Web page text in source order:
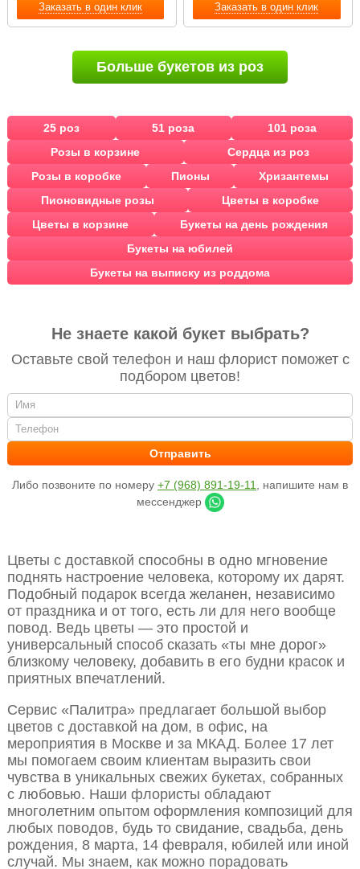
Заказать в один клик Заказать в один клик
Больше букетов из роз
25 роз 51 роза
101 роза
Розы в корзине
Сердца из роз
Розы в коробке
Пионы
Хризантемы
Пионовидные розы
Цветы в коробке
Цветы в корзине
Букеты на день рождения
Букеты на юбилей
Букеты на выписку из роддома
Не знаете какой букет выбрать?
Оставьте свой телефон и наш флорист поможет с
подбором цветов!
Либо позвоните по номеру +7 (968) 891-19-11
, напишите нам в
мессенджер
Цветы с доставкой способны в одно мгновение
поднять настроение человека, которому их дарят.
Подобный подарок всегда желанен, независимо
от праздника и от того, есть ли для него вообще
повод. Ведь цветы — это простой и
универсальный способ сказать «ты мне дорог»
близкому человеку, добавить в его будни красок и
приятных впечатлений.
Сервис «Палитра» предлагает большой выбор
цветов с доставкой на дом, в офис, на
мероприятия в Москве и за МКАД. Более 17 лет
мы помогаем своим клиентам выразить свои
чувства в уникальных свежих букетах, собранных
с любовью. Наши флористы обладают
многолетним опытом оформления композиций для
любых поводов, будь то свидание, свадьба, день
рождения, 8 марта, 14 февраля, юбилей или иной
случай. Мы знаем, как можно порадовать